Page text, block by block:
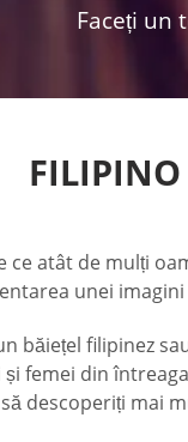
Faceți un
FILIPINO
ce atât de mulți
unei
băiețel filipinez
femei din
descoperiți mai